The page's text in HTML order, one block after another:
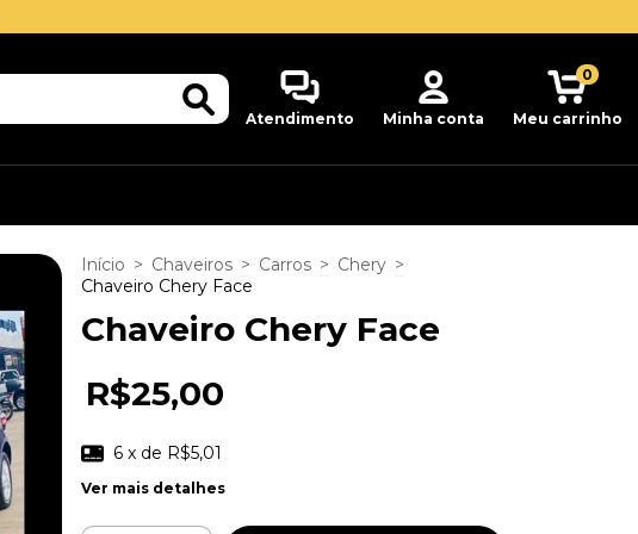
Atendimento Minha conta Meu carrinho
0
Início > Chaveiros > Carros > Chery >
Chaveiro Chery Face
Chaveiro Chery Face
R$25,00
6 x de R$5,01
Ver mais detalhes